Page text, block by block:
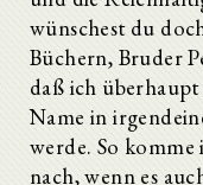
wünschest du
Büchern, Bruder
daß ich
Name in
werde. So
nach, wenn es